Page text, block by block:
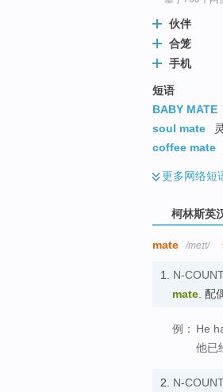
伙伴
合笼
手机
短语
BABY MATE
soul mate
coffee mate
更多网络短
柯林斯英
mate /meɪt/
1. N-
mate . 配
例： He
他已
2. N-